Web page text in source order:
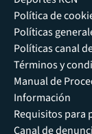
Política de
Políticas
Políticas canal
Términos y
Manual de
Información
Requisitos para
Canal de